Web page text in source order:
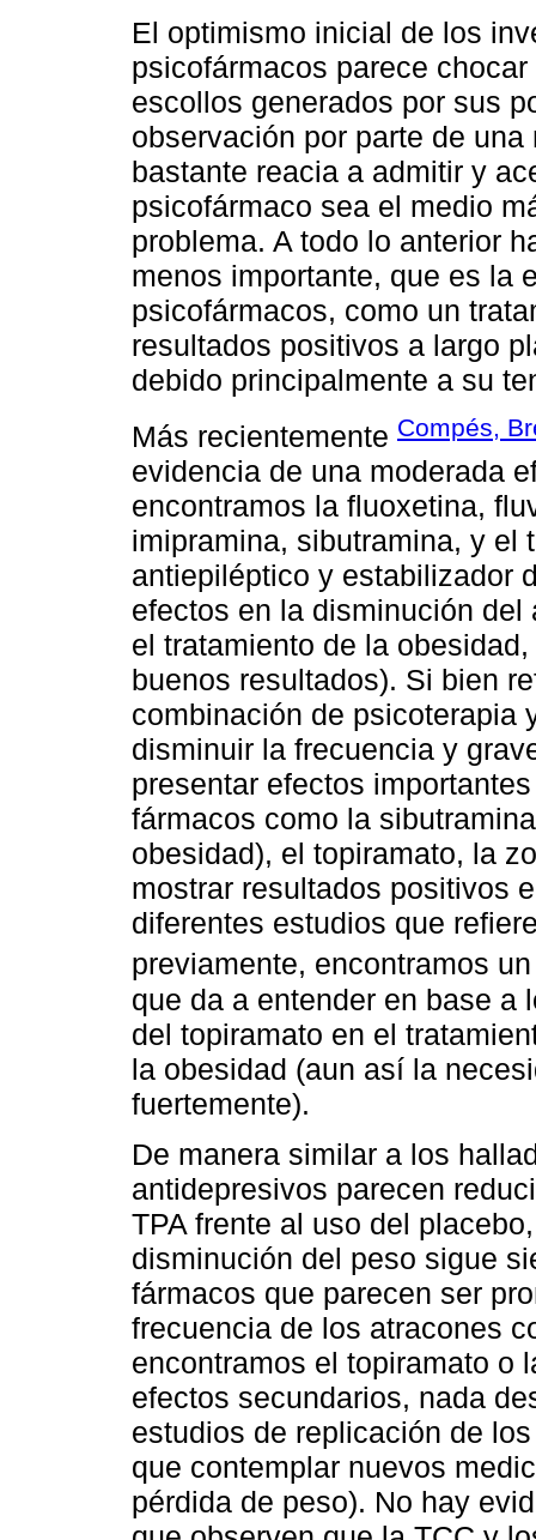
El optimismo inicial de los
psicofármacos parece
escollos generados por sus
observación por parte de
bastante reacia a admitir y
psicofármaco sea el medio
problema. A todo lo anterior
menos importante, que es la
psicofármacos, como un
resultados positivos a largo
debido principalmente a su
Más recientemente Compés,
evidencia de una moderada
encontramos la fluoxetina,
imipramina, sibutramina, y el
antiepiléptico y estabilizador
efectos en la disminución
el tratamiento de la
buenos resultados). Si bien
combinación de psicoterapia
disminuir la frecuencia y
presentar efectos
fármacos como la
obesidad), el topiramato, la
mostrar resultados positivos
diferentes estudios que
previamente, encontramos
que da a entender en base a
del topiramato en el
la obesidad (aun así la
fuertemente).
De manera similar a los
antidepresivos parecen
TPA frente al uso del
disminución del peso sigue
fármacos que parecen ser
frecuencia de los atracones
encontramos el topiramato o
efectos secundarios, nada
estudios de replicación de
que contemplar nuevos
pérdida de peso). No hay